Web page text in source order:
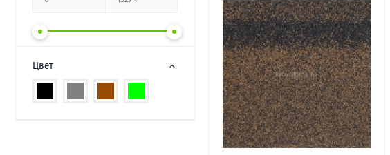
Цвет